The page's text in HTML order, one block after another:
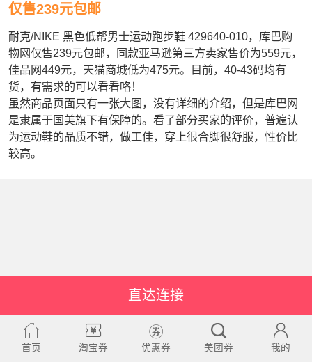
仅售239元包邮
耐克/NIKE 黑色低帮男士运动跑步鞋 429640-010，库巴购
物网仅售239元包邮，同款亚马逊第三方卖家售价为559元，
佳品网449元，天猫商城低为475元。目前，40-43码均有
货，有需求的可以看看咯！
虽然商品页面只有一张大图，没有详细的介绍，但是库巴网
是隶属于国美旗下有保障的。看了部分买家的评价，普遍认
为运动鞋的品质不错，做工佳，穿上很合脚很舒服，性价比
较高。
直达连接
首页 淘宝券 优惠券 美团券 我的